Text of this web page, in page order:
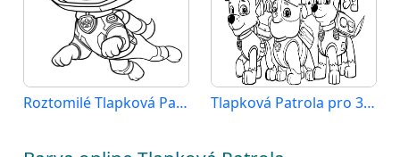
Roztomilé Tlapková Patrola Tlapková Patrola pro 3leté Děti